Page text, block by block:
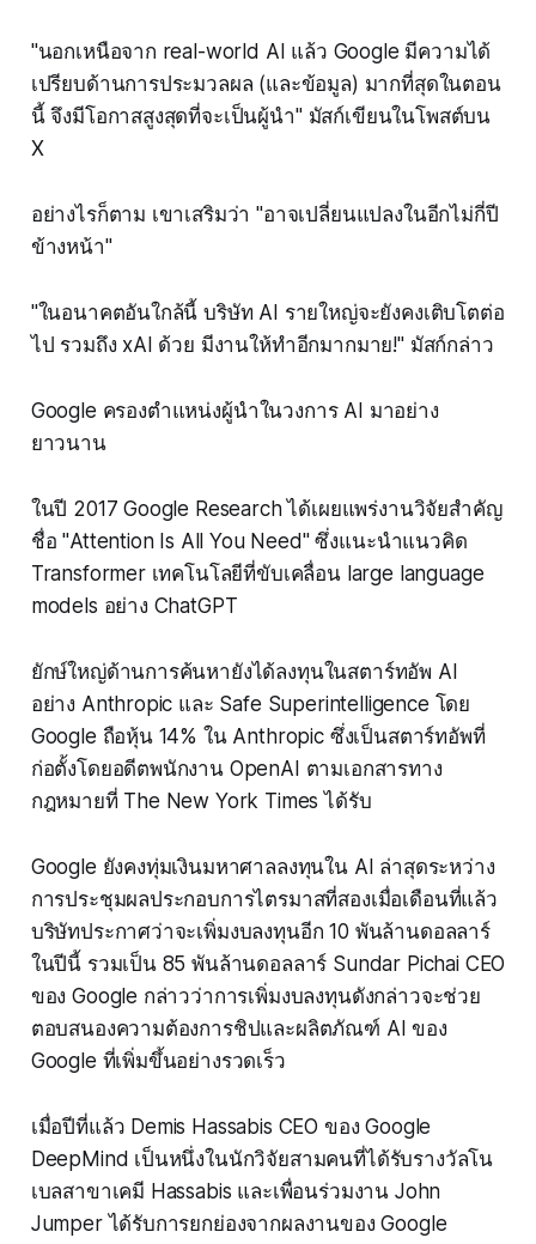
"นอกเหนือจาก real-world AI แล้ว Google มีความได้
เปรียบด้านการประมวลผล (และข้อมูล) มากที่สุดในตอน
นี้ จึงมีโอกาสสูงสุดที่จะเป็นผู้นำ" มัสก์เขียนในโพสต์บน
X
อย่างไรก็ตาม เขาเสริมว่า "อาจเปลี่ยนแปลงในอีกไม่กี่ปี
ข้างหน้า"
"ในอนาคตอันใกล้นี้ บริษัท AI รายใหญ่จะยังคงเติบโตต่อ
ไป รวมถึง xAI ด้วย มีงานให้ทำอีกมากมาย!" มัสก์กล่าว
Google ครองตำแหน่งผู้นำในวงการ AI มาอย่าง
ยาวนาน
ในปี 2017 Google Research ได้เผยแพร่งานวิจัยสำคัญ
ชื่อ "Attention Is All You Need" ซึ่งแนะนำแนวคิด
Transformer เทคโนโลยีที่ขับเคลื่อน large language
models อย่าง ChatGPT
ยักษ์ใหญ่ด้านการค้นหายังได้ลงทุนในสตาร์ทอัพ AI
อย่าง Anthropic และ Safe Superintelligence โดย
Google ถือหุ้น 14% ใน Anthropic ซึ่งเป็นสตาร์ทอัพที่
ก่อตั้งโดยอดีตพนักงาน OpenAI ตามเอกสารทาง
กฎหมายที่ The New York Times ได้รับ
Google ยังคงทุ่มเงินมหาศาลลงทุนใน AI ล่าสุดระหว่าง
การประชุมผลประกอบการไตรมาสที่สองเมื่อเดือนที่แล้ว
บริษัทประกาศว่าจะเพิ่มงบลงทุนอีก 10 พันล้านดอลลาร์
ในปีนี้ รวมเป็น 85 พันล้านดอลลาร์ Sundar Pichai CEO
ของ Google กล่าวว่าการเพิ่มงบลงทุนดังกล่าวจะช่วย
ตอบสนองความต้องการชิปและผลิตภัณฑ์ AI ของ
Google ที่เพิ่มขึ้นอย่างรวดเร็ว
เมื่อปีที่แล้ว Demis Hassabis CEO ของ Google
DeepMind เป็นหนึ่งในนักวิจัยสามคนที่ได้รับรางวัลโน
เบลสาขาเคมี Hassabis และเพื่อนร่วมงาน John
Jumper ได้รับการยกย่องจากผลงานของ Google